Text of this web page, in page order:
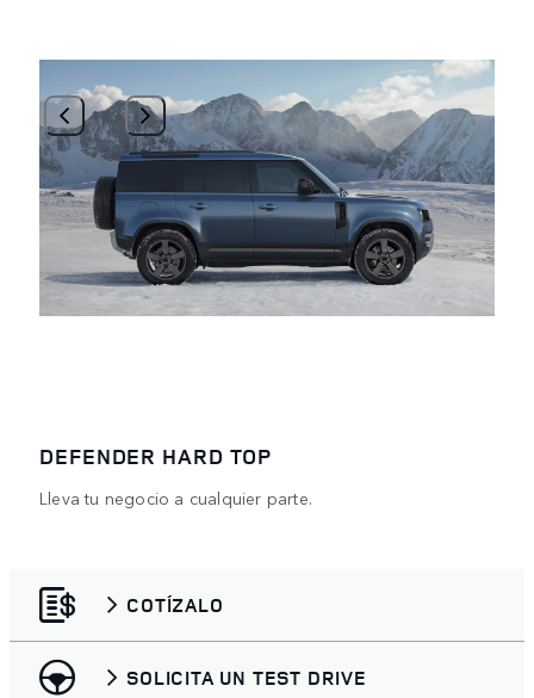
1/3
DEFENDER HARD TOP
Lleva tu negocio a cualquier parte.
COTÍZALO
SOLICITA UN TEST DRIVE